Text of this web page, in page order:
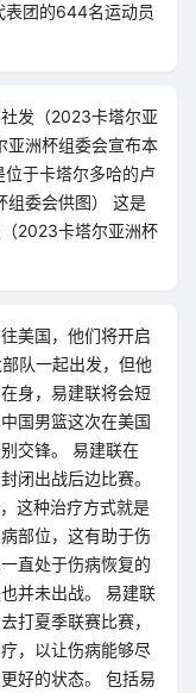
团的644名运动员
发（2023卡塔尔亚
亚洲杯组委会宣布本
于卡塔尔多哈的卢
组委会供图） 这是
2023卡塔尔亚洲杯
美国，他们将开启
队一起出发，但他
身，易建联将会短
国男篮这次在美国
交锋。 易建联在
闭出战后边比赛。
这种治疗方式就是
部位，这有助于伤
直处于伤病恢复的
并未出战。 易建联
打夏季联赛比赛，
，以让伤病能够尽
好的状态。 包括易